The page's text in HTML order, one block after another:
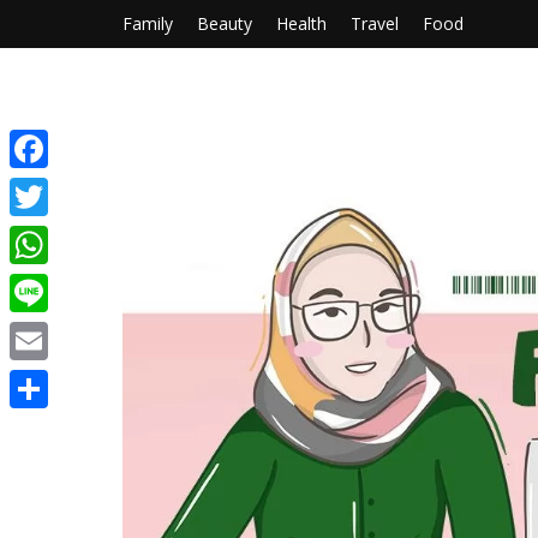
Family Beauty Health Travel Food
Facebook
Twitter
WhatsApp
Line
Email